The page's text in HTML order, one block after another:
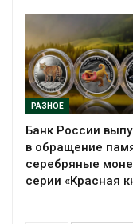
РАЗНОЕ
Банк России
в обращение
серебряные
серии «Красная